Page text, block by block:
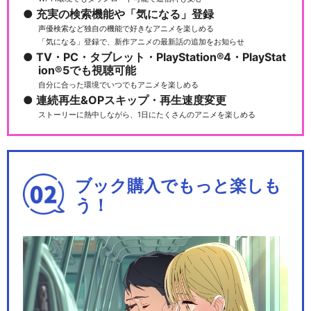
充実の検索機能や「気になる」登録
声優検索など独自の機能で好きなアニメを楽しめる
「気になる」登録で、新作アニメの最新話の追加をお知らせ
TV・PC・タブレット・PlayStation®4・PlayStat
ion®5でも視聴可能
自分に合った環境でいつでもアニメを楽しめる
連続再生&OPスキップ・再生速度変更
ストーリーに熱中しながら、1日にたくさんのアニメを楽しめる
ブック購入でもっと楽しも
う！